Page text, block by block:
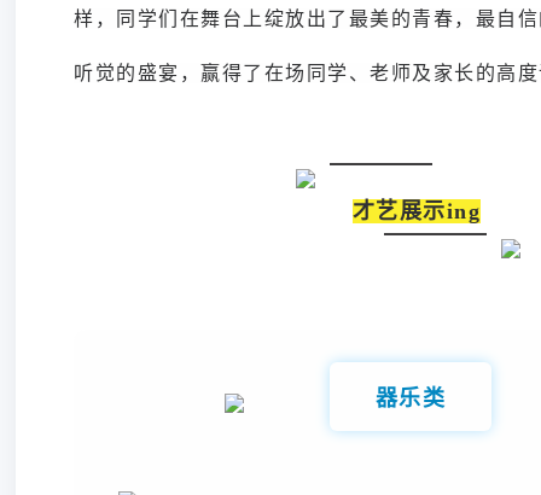
样，同学们在舞台上绽放出了最美的青春，最自
听觉的盛宴，赢得了在场同学、老师及家长的高
才艺展示ing
器乐类